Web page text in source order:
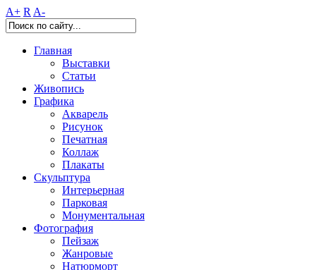
A+ R A-
Главная
Выставки
Статьи
Живопись
Графика
Акварель
Рисунок
Печатная
Коллаж
Плакаты
Скульптура
Интерьерная
Парковая
Монументальная
Фотография
Пейзаж
Жанровые
Натюрморт